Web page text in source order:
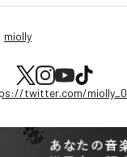
miolly
twitter.com/miolly_0